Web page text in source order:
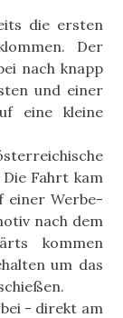
die ersten
Der
nach knapp
und einer
eine kleine
Fahrt kam
einer Werbe-
nach dem
kommen
um das
- direkt am